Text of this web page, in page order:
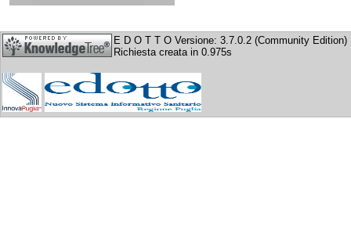
E D O T T O Versione: 3.7.0.2 (Community Edition)
Richiesta creata in 0.975s